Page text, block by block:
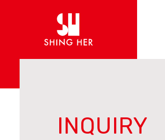
INQUIRY